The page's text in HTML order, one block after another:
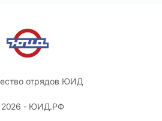
отрядов ЮИД
- ЮИД.РФ